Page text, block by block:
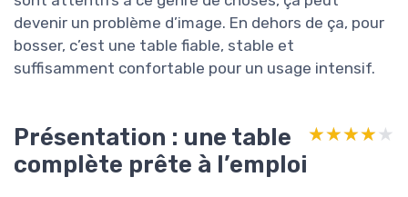
devenir un problème d’image. En dehors de ça, pour
bosser, c’est une table fiable, stable et
suffisamment confortable pour un usage intensif.
Présentation : une table
complète prête à l’emploi
★★★★★
★★★★★